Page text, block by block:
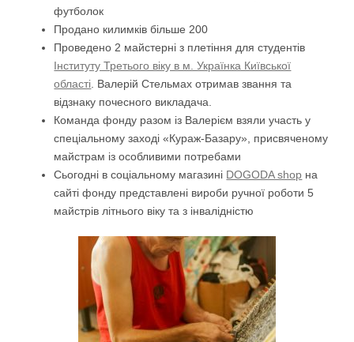
футболок
Продано килимків більше 200
Проведено 2 майстерні з плетіння для студентів
Інституту Третього віку в м. Українка Київської
області . Валерій Стельмах отримав звання та
відзнаку почесного викладача.
Команда фонду разом із Валерієм взяли участь у
спеціальному заході «Кураж-Базару», присвяченому
майстрам із особливими потребами
Сьогодні в соціальному магазині DOGODA shop на
сайті фонду представлені вироби ручної роботи 5
майстрів літнього віку та з інвалідністю